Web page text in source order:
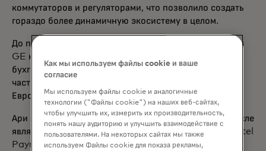
коммутаторов и регуляторами, что позволило создать
гораздо более динамичную экосистему в целом.
До прихода в Mastercard Ари более 12 лет работал в
GE на различных руководящих должностях в области
бухгалтерии, аудита, корпоративных финансов и
частного капитала на ключевых рынках Америки,
Европы и Азиатско-Тихоокеанского региона.
Ари занимает ряд руководящих должностей, в том числе
является независимым членом совета директоров Airtel
Payments Bank Limited в Индии, членом
Как мы используем файлы cookie и ваше
согласие
Мы используем файлы cookie и аналогичные
технологии ("Файлы cookie") на наших веб-сайтах,
чтобы улучшить их, измерить их производительность,
понять нашу аудиторию и улучшить взаимодействие с
пользователями. На некоторых сайтах мы также
используем Файлы cookie для показа рекламы,